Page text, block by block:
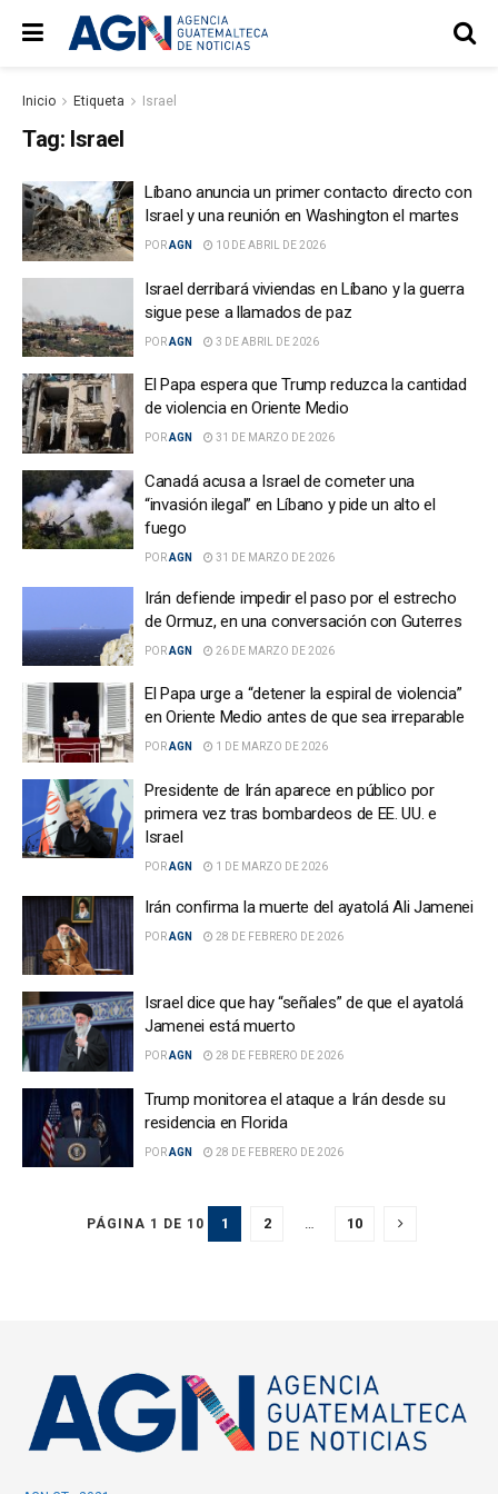
Inicio Etiqueta Israel
Tag: Israel
Líbano anuncia un primer contacto directo con
Israel y una reunión en Washington el martes
PORAGN 10 DE ABRIL DE 2026
Israel derribará viviendas en Líbano y la guerra
sigue pese a llamados de paz
PORAGN 3 DE ABRIL DE 2026
El Papa espera que Trump reduzca la cantidad
de violencia en Oriente Medio
PORAGN 31 DE MARZO DE 2026
Canadá acusa a Israel de cometer una
“invasión ilegal” en Líbano y pide un alto el
fuego
PORAGN 31 DE MARZO DE 2026
Irán defiende impedir el paso por el estrecho
de Ormuz, en una conversación con Guterres
PORAGN 26 DE MARZO DE 2026
El Papa urge a “detener la espiral de violencia”
en Oriente Medio antes de que sea irreparable
PORAGN 1 DE MARZO DE 2026
Presidente de Irán aparece en público por
primera vez tras bombardeos de EE. UU. e
Israel
PORAGN 1 DE MARZO DE 2026
Irán confirma la muerte del ayatolá Ali Jamenei
PORAGN 28 DE FEBRERO DE 2026
Israel dice que hay “señales” de que el ayatolá
Jamenei está muerto
PORAGN 28 DE FEBRERO DE 2026
Trump monitorea el ataque a Irán desde su
residencia en Florida
PORAGN 28 DE FEBRERO DE 2026
PÁGINA 1 DE 10 1 2 … 10